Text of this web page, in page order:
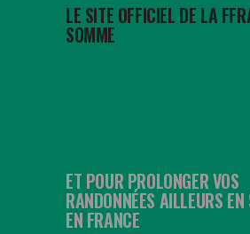
LE SITE OFFICIEL DE LA
SOMME
ET POUR PROLONGER VOS
RANDONNÉES AILLEURS
EN FRANCE